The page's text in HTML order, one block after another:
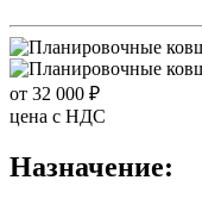
от 32 000 ₽
цена c НДС
Назначение: